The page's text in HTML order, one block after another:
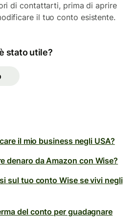
di contattarti, prima di aprire
il tuo conto esistente.
stato utile?
il mio business negli USA?
denaro da Amazon con Wise?
sul tuo conto Wise se vivi negli
del conto per guadagnare